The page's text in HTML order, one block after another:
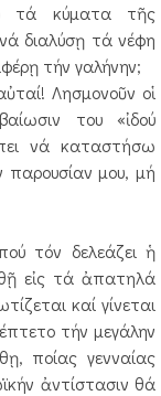
τά κύματα τῆς
διαλύσῃ τά νέφη
τήν γαλήνην;
Λησμονοῦν οἱ
του «ἰδού
νά καταστήσω
παρουσίαν μου, μή
τόν δελεάζει ἡ
εἰς τά ἀπατηλά
καί γίνεται
τήν μεγάλην
ποίας γενναίας
ἀντίστασιν θά